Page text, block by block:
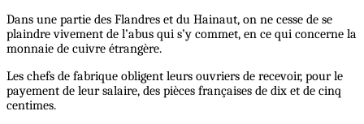
Dans une partie des Flandres et du Hainaut, on ne cesse de se
plaindre vivement de l’abus qui s’y commet, en ce qui concerne la
monnaie de cuivre étrangère.
Les chefs de fabrique obligent leurs ouvriers de recevoir, pour le
payement de leur salaire, des pièces françaises de dix et de cinq
centimes.